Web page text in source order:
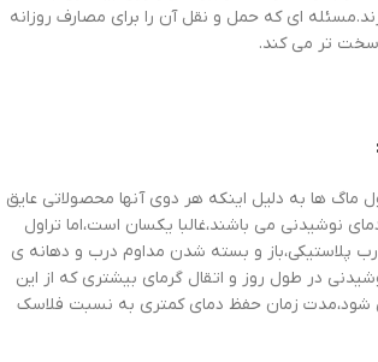
ای که حمل و نقل آن را برای مصارف روزانه
سخت تر می کند.
ماگ ها به دلیل اینکه هر دوی آنها محصولاتی عایق
نوشیدنی می باشند،غالبا یکسان است،اما تراول
پلاستیکی،باز و بسته شدن مداوم درب و دهانه ی
در طول روز و اتقال گرمای بیشتری که از این
شود،مدت زمان حفظ دمای کمتری به نسبت فلاسک